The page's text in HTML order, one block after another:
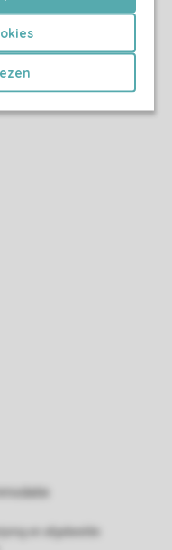
met dubbele
en wastafel